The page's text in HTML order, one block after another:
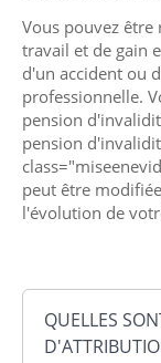
Vous pouvez
travail et de gain
d'un accident ou
professionnelle.
pension
pension
peut être
l'évolution de
QUELLES